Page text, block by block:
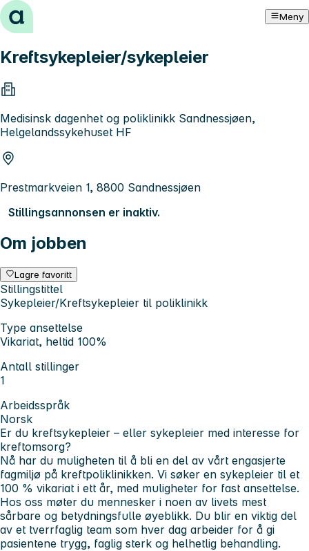
Hopp til innhold Meny
Kreftsykepleier/sykepleier
Medisinsk dagenhet og poliklinikk Sandnessjøen,
Helgelandssykehuset HF
Prestmarkveien 1, 8800 Sandnessjøen
Stillingsannonsen er inaktiv.
Om jobben
Lagre favoritt
Stillingstittel
Sykepleier/Kreftsykepleier til poliklinikk
Type ansettelse
Vikariat, heltid 100%
Antall stillinger
1
Arbeidsspråk
Norsk
Er du kreftsykepleier – eller sykepleier med interesse for
kreftomsorg?
Nå har du muligheten til å bli en del av vårt engasjerte
fagmiljø på kreftpoliklinikken. Vi søker en sykepleier til et
100 % vikariat i ett år, med muligheter for fast ansettelse.
Hos oss møter du mennesker i noen av livets mest
sårbare og betydningsfulle øyeblikk. Du blir en viktig del
av et tverrfaglig team som hver dag arbeider for å gi
pasientene trygg, faglig sterk og helhetlig behandling.